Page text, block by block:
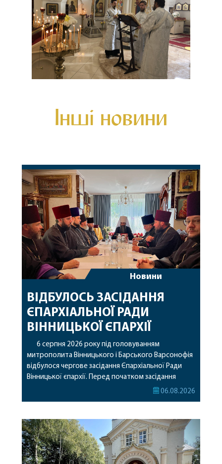
Інші новини
Новини
ВІДБУЛОСЬ ЗАСІДАННЯ
ЄПАРХІАЛЬНОЇ РАДИ
ВІННИЦЬКОЇ ЄПАРХІЇ
6 серпня 2026 року під головуванням
митрополита Вінницького і Барського Варсонофія
відбулося чергове засідання Єпархіальної Ради
Вінницької єпархії. Перед початком засідання
секретар Єпархіальної Ради від імені членів Ради
побажавши йому міцного здоров’я, Божої
допомоги, миру, духовної радості та
благословенних успіхів у подальшому
архіпастирському служінні. […]
06.08.2026